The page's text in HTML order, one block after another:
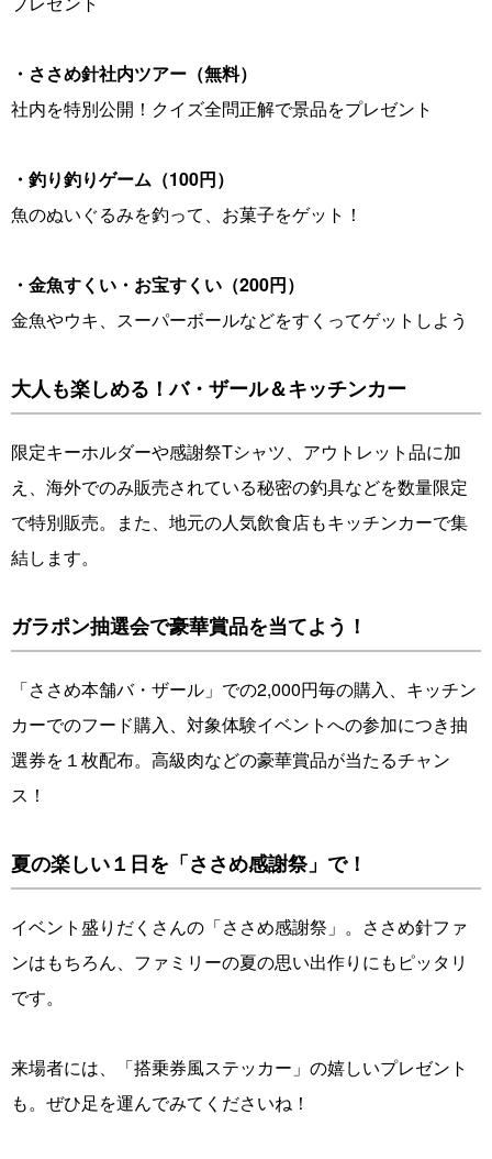
・ささめ針社内ツアー（無料）
社内を特別公開！クイズ全問正解で景品をプレゼント
・釣り釣りゲーム（100円）
魚のぬいぐるみを釣って、お菓子をゲット！
・金魚すくい・お宝すくい（200円）
金魚やウキ、スーパーボールなどをすくってゲットしよう
大人も楽しめる！バ・ザール＆キッチンカー
限定キーホルダーや感謝祭Tシャツ、アウトレット品に加
え、海外でのみ販売されている秘密の釣具などを数量限定
で特別販売。また、地元の人気飲食店もキッチンカーで集
結します。
ガラポン抽選会で豪華賞品を当てよう！
「ささめ本舗バ・ザール」での2,000円毎の購入、キッチン
カーでのフード購入、対象体験イベントへの参加につき抽
選券を１枚配布。高級肉などの豪華賞品が当たるチャン
ス！
夏の楽しい１日を「ささめ感謝祭」で！
イベント盛りだくさんの「ささめ感謝祭」。ささめ針ファ
ンはもちろん、ファミリーの夏の思い出作りにもピッタリ
です。
来場者には、「搭乗券風ステッカー」の嬉しいプレゼント
も。ぜひ足を運んでみてくださいね！